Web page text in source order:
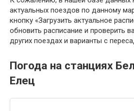
актуальных поездов по данному
кнопку «Загрузить актуальное
обновить расписание и проверить
других поездах и варианты с
Погода на станциях
Елец